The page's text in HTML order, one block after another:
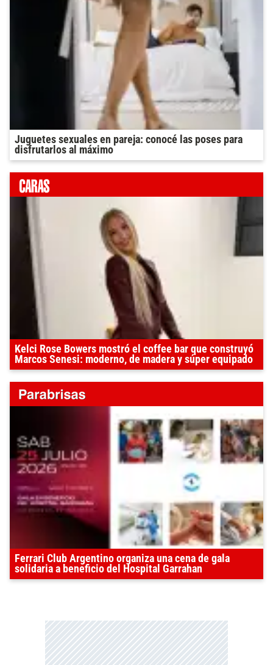
Juguetes sexuales en pareja: conocé las poses para
disfrutarlos al máximo
Kelci Rose Bowers mostró el coffee bar que construyó
Marcos Senesi: moderno, de madera y súper equipado
Ferrari Club Argentino organiza una cena de gala
solidaria a beneficio del Hospital Garrahan